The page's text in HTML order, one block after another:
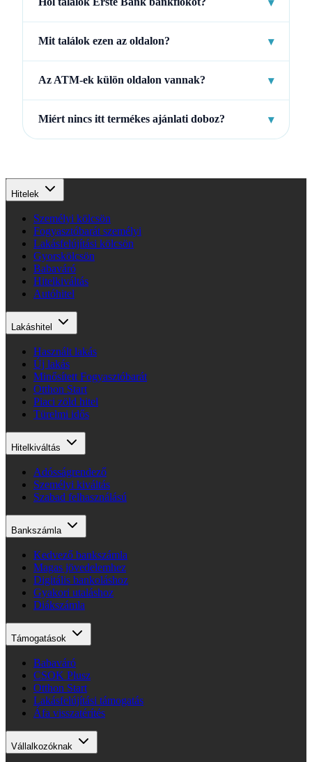
Mit találok ezen az oldalon? ▾
Az ATM-ek külön oldalon vannak? ▾
Miért nincs itt termékes ajánlati doboz? ▾
Hitelek
Személyi kölcsön
Fogyasztóbarát személyi
Lakásfelújítási kölcsön
Gyorskölcsön
Babaváró
Hitelkiváltás
Autóhitel
Lakáshitel
Használt lakás
Új lakás
Minősített Fogyasztóbarát
Otthon Start
Piaci zöld hitel
Türelmi idős
Hitelkiváltás
Adósságrendező
Személyi kiváltás
Szabad felhasználású
Bankszámla
Kedvező bankszámla
Magas jövedelemhez
Digitális bankoláshoz
Gyakori utaláshoz
Diákszámla
Támogatások
Babaváró
CSOK Plusz
Otthon Start
Lakásfelújítási támogatás
Áfa visszatérítés
Vállalkozóknak